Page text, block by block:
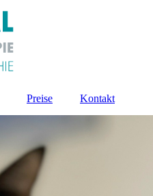
Preise Kontakt